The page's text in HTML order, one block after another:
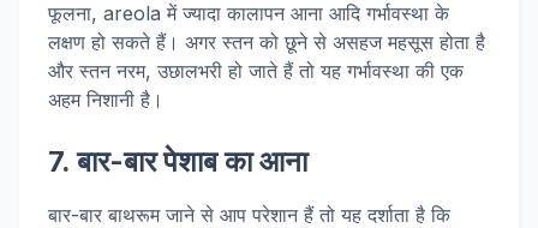
फूलना, areola में ज्यादा कालापन आना आदि गर्भावस्था के
लक्षण हो सकते हैं। अगर स्तन को छूने से असहज महसूस होता है
और स्तन नरम, उछालभरी हो जाते हैं तो यह गर्भावस्था की एक
अहम निशानी है।
7. बार-बार पेशाब का आना
बार-बार बाथरूम जाने से आप परेशान हैं तो यह दर्शाता है कि